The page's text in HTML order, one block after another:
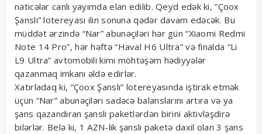
nəticələr canlı yayımda elan edilib. Qeyd edək ki, “Çoox
Şanslı” lotereyası ilin sonuna qədər davam edəcək. Bu
müddət ərzində “Nar” abunəçiləri hər gün “Xiaomi Redmi
Note 14 Pro”, hər həftə “Haval H6 Ultra” və finalda “Li
L9 Ultra” avtomobili kimi möhtəşəm hədiyyələr
qazanmaq imkanı əldə edirlər.
Xatırladaq ki, “Çoox Şanslı” lotereyasında iştirak etmək
üçün “Nar” abunəçiləri sadəcə balanslarını artıra və ya
şans qazandıran şanslı paketlərdən birini aktivləşdirə
bilərlər. Belə ki, 1 AZN-lik şanslı paketə daxil olan 3 şans